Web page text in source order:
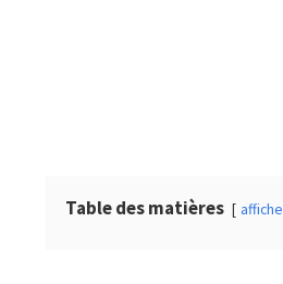
Table des matières